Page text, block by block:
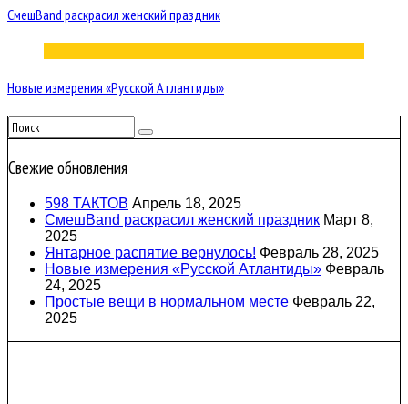
СмешBand раскрасил женский праздник
Новые измерения «Русской Атлантиды»
Свежие обновления
598 ТАКТОВ Апрель 18, 2025
СмешBand раскрасил женский праздник Март 8,
2025
Янтарное распятие вернулось! Февраль 28, 2025
Новые измерения «Русской Атлантиды» Февраль
24, 2025
Простые вещи в нормальном месте Февраль 22,
2025